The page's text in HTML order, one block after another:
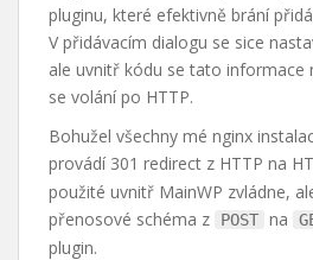
pluginu, které efektivně brání
V přidávacím dialogu se sice
ale uvnitř kódu se tato informace
se volání po HTTP.
Bohužel všechny mé nginx
provádí 301 redirect z HTTP na
použité uvnitř MainWP zvládne,
přenosové schéma z
POST na
plugin.